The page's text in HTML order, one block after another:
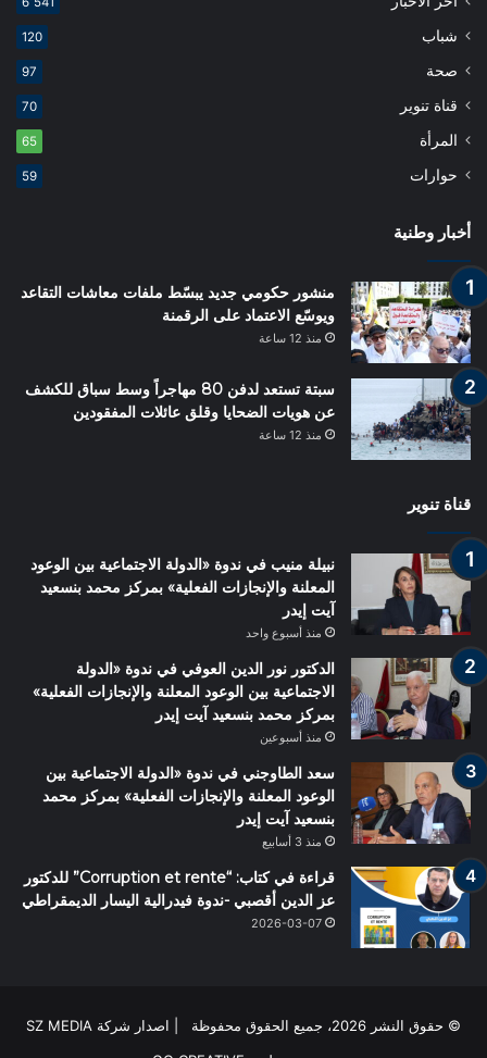
شباب 120
صحة 97
قناة تنوير 70
المرأة 65
حوارات 59
أخبار وطنية
منشور حكومي جديد يبسّط ملفات معاشات التقاعد
ويوسّع الاعتماد على الرقمنة
منذ 12 ساعة
سبتة تستعد لدفن 80 مهاجراً وسط سباق للكشف
عن هويات الضحايا وقلق عائلات المفقودين
منذ 12 ساعة
قناة تنوير
نبيلة منيب في ندوة «الدولة الاجتماعية بين الوعود
المعلنة والإنجازات الفعلية» بمركز محمد بنسعيد
آيت إيدر
منذ أسبوع واحد
الدكتور نور الدين العوفي في ندوة «الدولة
الاجتماعية بين الوعود المعلنة والإنجازات الفعلية»
بمركز محمد بنسعيد آيت إيدر
منذ أسبوعين
سعد الطاوجني في ندوة «الدولة الاجتماعية بين
الوعود المعلنة والإنجازات الفعلية» بمركز محمد
بنسعيد آيت إيدر
منذ 3 أسابيع
قراءة في كتاب: “Corruption et rente” للدكتور
عز الدين أقصبي -ندوة فيدرالية اليسار الديمقراطي
2026-03-07
© حقوق النشر 2026، جميع الحقوق محفوظة | اصدار شركة SZ MEDIA